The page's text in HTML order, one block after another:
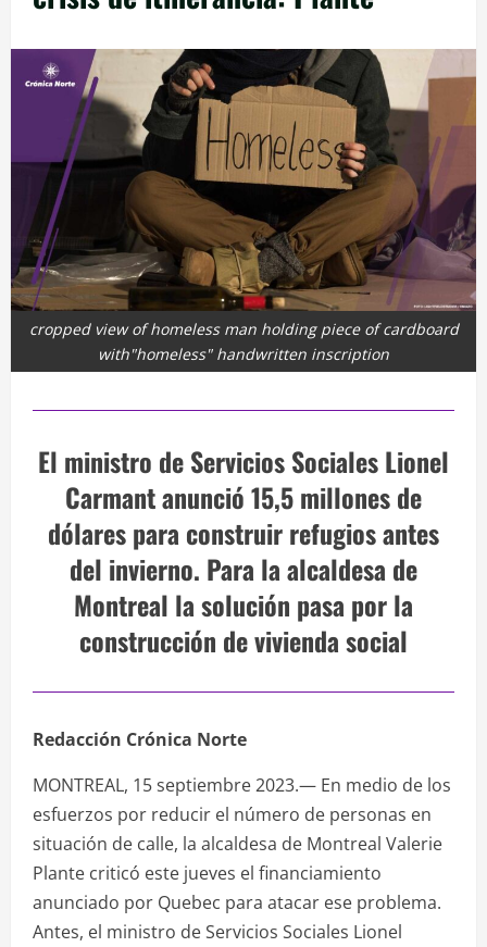
cropped view of homeless man holding piece of cardboard
with"homeless" handwritten inscription
El ministro de Servicios Sociales Lionel
Carmant anunció 15,5 millones de
dólares para construir refugios antes
del invierno. Para la alcaldesa de
Montreal la solución pasa por la
construcción de vivienda social
Redacción Crónica Norte
MONTREAL, 15 septiembre 2023.— En medio de los
esfuerzos por reducir el número de personas en
situación de calle, la alcaldesa de Montreal Valerie
Plante criticó este jueves el financiamiento
anunciado por Quebec para atacar ese problema.
Antes, el ministro de Servicios Sociales Lionel